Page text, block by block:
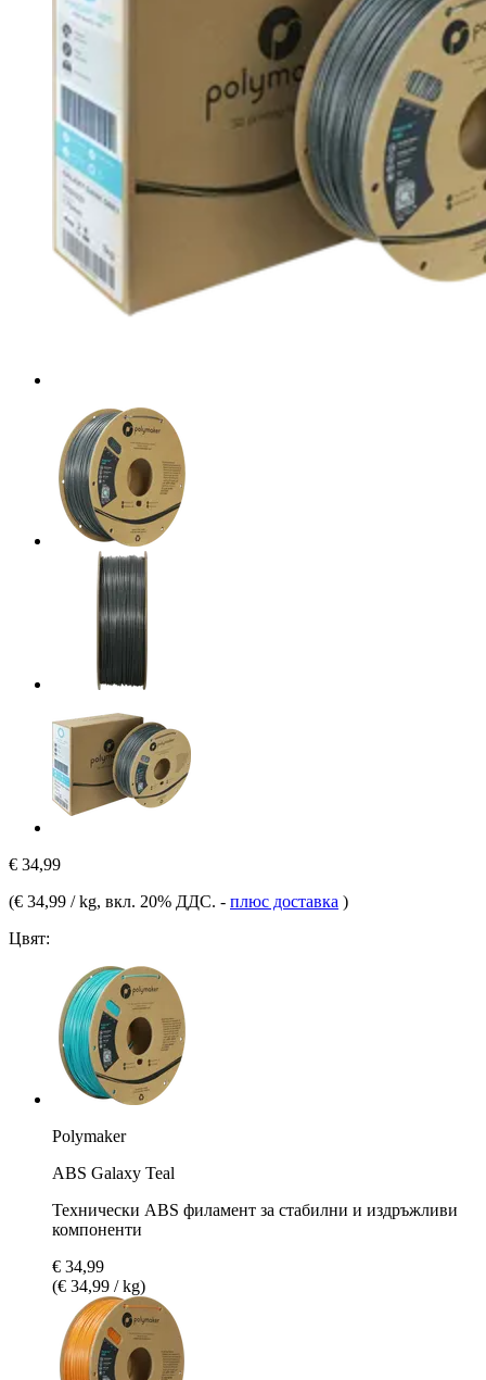
€ 34,99
(€ 34,99 / kg, вкл. 20% ДДС. - плюс доставка )
Цвят:
Polymaker
ABS Galaxy Teal
Технически ABS филамент за стабилни и издръжливи
компоненти
€ 34,99
(€ 34,99 / kg)